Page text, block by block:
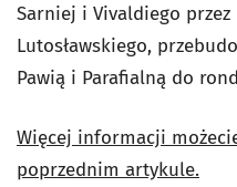
Sarniej i Vivaldiego
Lutosławskiego,
Pawią i Parafialną do
Więcej informacji
poprzednim artykule.